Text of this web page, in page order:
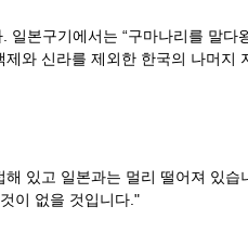
본구기에서는 “구마나리를 말다
와 신라를 제외한 한국의 나머지
있고 일본과는 멀리 떨어져 있습
이 없을 것입니다."